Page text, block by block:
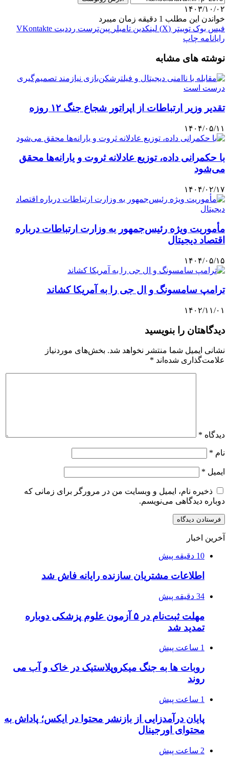
۱۴۰۳/۱۰/۰۲
خواندن این مطلب 1 دقیقه زمان میبرد
فیس بوک توییتر (X) لینکدین ‫تامبلر ‫پین‌ترست ‫رددیت ‫VKontakte
رایانامه چاپ
نوشته های مشابه
تقدیر وزیر ارتباطات از اپراتور شجاع جنگ ۱۲ روزه
۱۴۰۴/۰۵/۱۱
با حکمرانی داده، توزیع عادلانه ثروت و یارانه‌ها محقق
می‌شود
۱۴۰۴/۰۲/۱۷
مأموریت ویژه رئیس‌جمهور به وزارت ارتباطات درباره
اقتصاد دیجیتال
۱۴۰۴/۰۵/۱۵
ترامپ سامسونگ و ال جی را به آمریکا کشاند
۱۴۰۲/۱۱/۰۱
دیدگاهتان را بنویسید
نشانی ایمیل شما منتشر نخواهد شد. بخش‌های موردنیاز
علامت‌گذاری شده‌اند *
دیدگاه *
نام *
ایمیل *
ذخیره نام، ایمیل و وبسایت من در مرورگر برای زمانی که
دوباره دیدگاهی می‌نویسم.
آخرین اخبار
10 دقیقه پیش
اطلاعات مشتریان سازنده رایانه فاش شد
34 دقیقه پیش
مهلت ثبت‌نام در ۵ آزمون علوم پزشکی دوباره
تمدید شد
1 ساعت پیش
روبات ها به جنگ میکروپلاستیک در خاک و آب می
روند
1 ساعت پیش
پایان درآمدزایی از بازنشر محتوا در ایکس؛ پاداش به
محتوای اورجینال
2 ساعت پیش